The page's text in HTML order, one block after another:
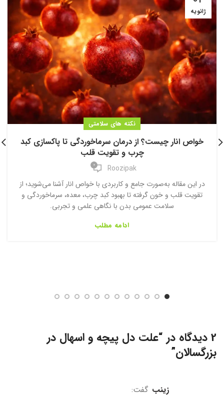
ژانویه
نکته های سلامتی
خواص انار چیست؟ از درمان سرماخوردگی تا پاکسازی کبد
چرب و تقویت قلب
Roozipak
0
در این مقاله به‌صورت جامع و کاربردی با خواص انار آشنا می‌شوید؛ از
تقویت قلب و خون گرفته تا بهبود کبد چرب، معده، سرماخوردگی و
سلامت عمومی بدن با نگاهی علمی و تجربی.
ادامه مطلب
2 دیدگاه در “
علت دل پیچه و اسهال در
بزرگسالان”
زینب گفت: